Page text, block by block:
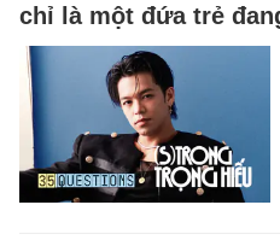
chỉ là một đứa trẻ